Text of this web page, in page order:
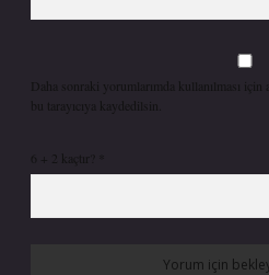
Daha sonraki yorumlarımda kullanılması için
bu tarayıcıya kaydedilsin.
6 + 2 kaçtır?